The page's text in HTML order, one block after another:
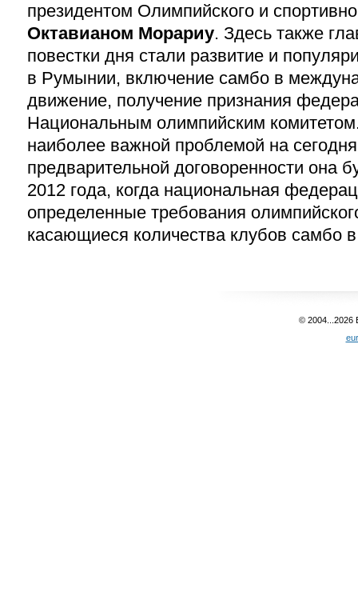
президентом Олимпийского и
Октавианом Морариу. Здесь также
повестки дня стали развитие и
в Румынии, включение самбо в
движение, получение признания
Национальным олимпийским
наиболее важной проблемой на
предварительной договоренности она
2012 года, когда национальная
определенные требования
касающиеся количества клубов самбо
© 2004...2026